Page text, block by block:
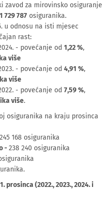
zavod za mirovinsko osiguranje
1 729 787 osiguranika.
u odnosu na isti mjesec
rast:
- povećanje od 1,22 %,
više
- povećanje od 4,91 %,
više
- povećanje od 7,59 %,
više.
osiguranika na kraju prosinca
245 168 osiguranika
- 238 240 osiguranika
prosinca (2022., 2023., 2024. i